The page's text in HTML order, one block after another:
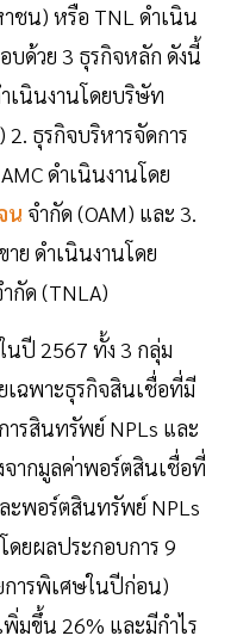
ชน) หรือ TNL ดำเนิน
บด้วย 3 ธุรกิจหลัก ดังนี้
เนินงานโดยบริษัท
2. ธุรกิจบริหารจัดการ
ดำเนินงานโดย
น จำกัด (OAM) และ 3.
ย ดำเนินงานโดย
กัด (TNLA)
นปี 2567 ทั้ง 3 กลุ่ม
เฉพาะธุรกิจสินเชื่อที่มี
รสินทรัพย์ NPLs และ
จากมูลค่าพอร์ตสินเชื่อที่
ะพอร์ตสินทรัพย์ NPLs
ดยผลประกอบการ 9
การพิเศษในปีก่อน)
พิ่มขึ้น 26% และมีกำไร